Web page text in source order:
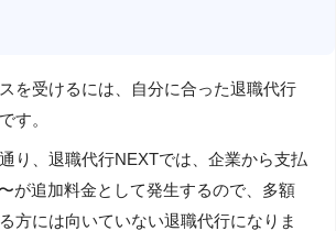
を受けるには、自分に合った退職代行
す。
り、退職代行NEXTでは、企業から支払
が追加料金として発生するので、多額
方には向いていない退職代行になりま